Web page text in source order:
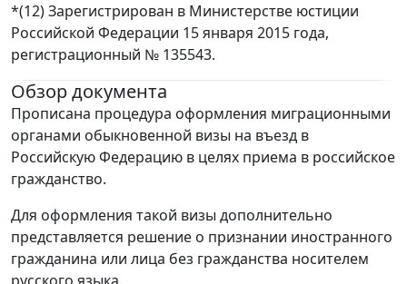
*(12) Зарегистрирован в Министерстве юстиции
Российской Федерации 15 января 2015 года,
регистрационный № 135543.
Обзор документа
Прописана процедура оформления миграционными
органами обыкновенной визы на въезд в
Российскую Федерацию в целях приема в российское
гражданство.
Для оформления такой визы дополнительно
представляется решение о признании иностранного
гражданина или лица без гражданства носителем